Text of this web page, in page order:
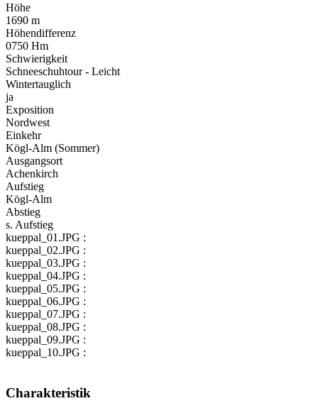
Höhe
1690 m
Höhendifferenz
0750 Hm
Schwierigkeit
Schneeschuhtour - Leicht
Wintertauglich
ja
Exposition
Nordwest
Einkehr
Kögl-Alm (Sommer)
Ausgangsort
Achenkirch
Aufstieg
Kögl-Alm
Abstieg
s. Aufstieg
kueppal_01.JPG :
kueppal_02.JPG :
kueppal_03.JPG :
kueppal_04.JPG :
kueppal_05.JPG :
kueppal_06.JPG :
kueppal_07.JPG :
kueppal_08.JPG :
kueppal_09.JPG :
kueppal_10.JPG :
Charakteristik